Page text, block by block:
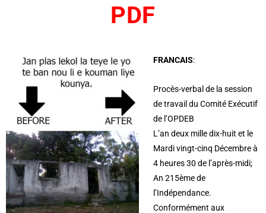
PDF
FRANCAIS:
Procès-verbal de la session
de travail du Comité Exécutif
de l’OPDEB
L’an deux mille dix-huit et le
Mardi vingt-cinq Décembre à
4 heures 30 de l’après-midi;
An 215ème de
l’Indépendance.
Conformément aux